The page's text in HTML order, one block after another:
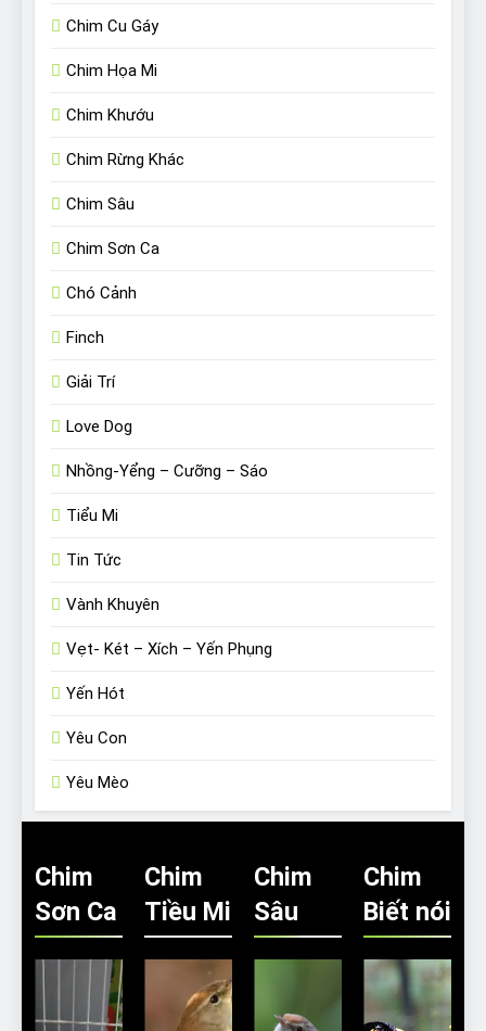
Chim Cu Gáy
Chim Họa Mi
Chim Khướu
Chim Rừng Khác
Chim Sâu
Chim Sơn Ca
Chó Cảnh
Finch
Giải Trí
Love Dog
Nhồng-Yểng – Cưỡng – Sáo
Tiểu Mi
Tin Tức
Vành Khuyên
Vẹt- Két – Xích – Yến Phụng
Yến Hót
Yêu Con
Yêu Mèo
Chim
Sơn Ca
Chim
Tiều Mi
Chim
Sâu
Chim
Biết nói